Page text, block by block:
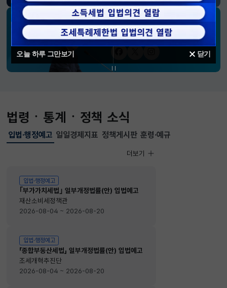
오늘 하루 그만보기 닫기
소통하는 경제 리더 구윤철 장관의
SNS 채널
법령ㆍ통계ㆍ정책 소식
입법·행정예고
선택됨
입법·행정예고
입법·행정예고
｢부가가치세법｣ 일부개정법률(안) 입법예고
재산소비세정책관
2026-08-04 ~ 2026-08-20
입법·행정예고
「종합부동산세법」 일부개정법률(안) 입법예고
조세개혁추진단
2026-08-04 ~ 2026-08-20
입법·행정예고
더보기
일일경제지표 정책게시판 훈령·예규